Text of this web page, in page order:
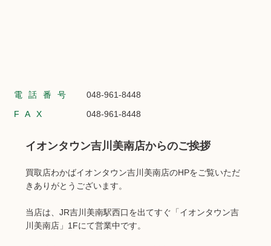
電話番号
048-961-8448
FAX
048-961-8448
イオンタウン吉川美南店からのご挨拶
買取店わかばイオンタウン吉川美南店のHPをご覧いただ
きありがとうございます。
当店は、JR吉川美南駅西口を出てすぐ「イオンタウン吉
川美南店」1Fにて営業中です。